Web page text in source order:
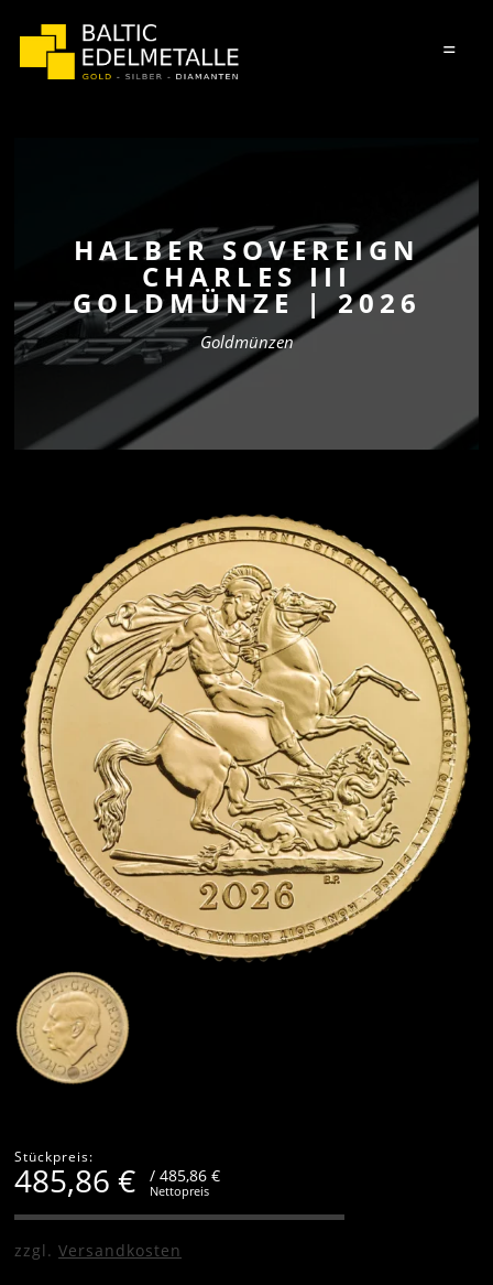
=
HALBER SOVEREIGN
CHARLES III
GOLDMÜNZE | 2026
Goldmünzen
Stückpreis:
485,86 € / 485,86 €
Nettopreis
zzgl. Versandkosten